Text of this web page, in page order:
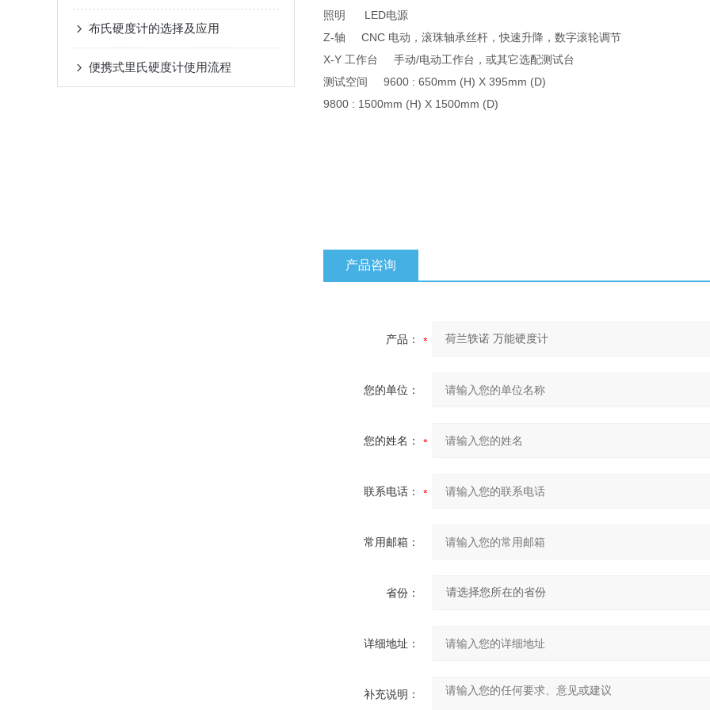
布氏硬度计的选择及应用
便携式里氏硬度计使用流程
照明 LED电源
Z-轴 CNC 电动，滚珠轴承丝杆，快速升降，数字滚轮调节
X-Y 工作台 手动/电动工作台，或其它选配测试台
测试空间 9600 : 650mm (H) X 395mm (D)
9800 : 1500mm (H) X 1500mm (D)
产品咨询
产品：
您的单位：
您的姓名：
联系电话：
常用邮箱：
省份：
详细地址：
补充说明：